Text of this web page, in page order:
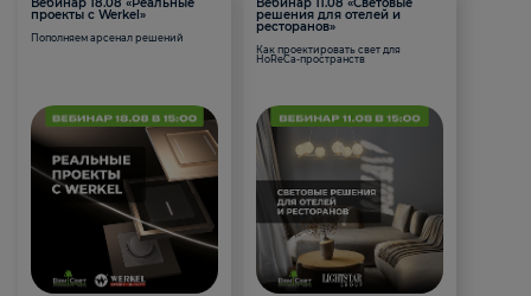
Вебинар 18.08 «Реальные
проекты с Werkel»
Пополняем арсенал решений
Вебинар 11.08 «Световые
решения для отелей и
ресторанов»
Как проектировать свет для
HoReCa-пространств